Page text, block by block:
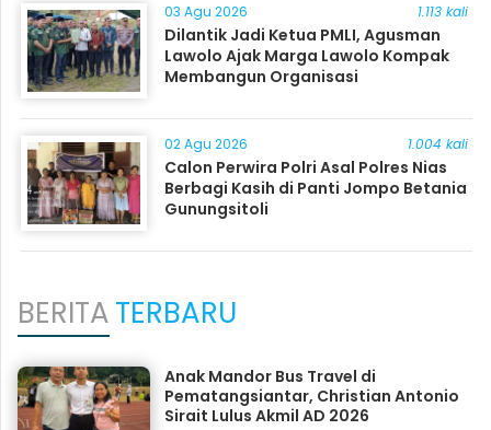
03 Agu 2026 1.113 kali
Dilantik Jadi Ketua PMLI, Agusman
Lawolo Ajak Marga Lawolo Kompak
Membangun Organisasi
02 Agu 2026 1.004 kali
Calon Perwira Polri Asal Polres Nias
Berbagi Kasih di Panti Jompo Betania
Gunungsitoli
BERITATERBARU
Anak Mandor Bus Travel di
Pematangsiantar, Christian Antonio
Sirait Lulus Akmil AD 2026